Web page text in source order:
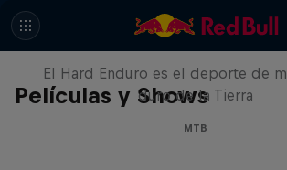
Películas y Shows
Hard Enduro 2025:
temporada más
El Hard Enduro es el deporte de
duro de la Tierra
MTB